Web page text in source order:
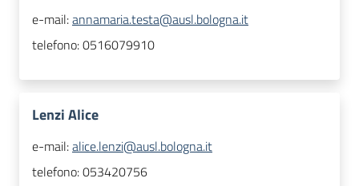
e-mail:annamaria.testa@ausl.bologna.it
telefono:0516079910
Lenzi Alice
e-mail:alice.lenzi@ausl.bologna.it
telefono:053420756